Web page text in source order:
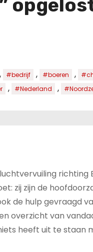
, #bedrijf , #boeren ,
, #Nederland ,
zij zijn de
de hulp gevraagd
overzicht van
heeft uit te staan